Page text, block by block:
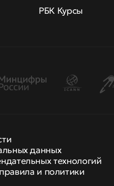
РБК Курсы
данных
технологий
правила и политики